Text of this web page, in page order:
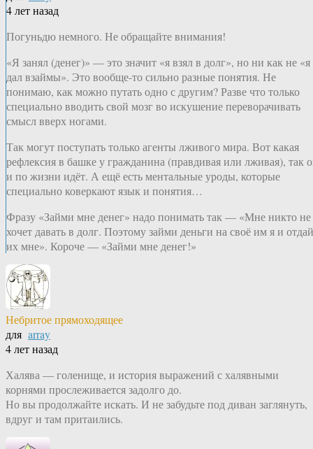
4 лет назад
Погуньдю немного. Не обращайте внимания!
«Я занял (денег)» — это значит «я взял в долг», но ни как не «я
дал взаймы». Это вообще-то сильно разные понятия. Не
понимаю, как можно путать одно с другим? Разве что только
специально вводить свой мозг во искушение переворачивать
смысл вверх ногами.
Так могут поступать только агенты лживого мира. Вот какая
рефлексия в башке у гражданина (правдивая или лживая), так
и по жизни идёт. А ещё есть ментальные уроды, которые
специально коверкают язык и понятия…
Фразу «Займи мне денег» надо понимать так — «Мне никто не
хочет давать в долг. Поэтому займи деньги на своё им я и отдай
их мне». Короче — «Займи мне денег!»
Небритое прямоходящее
для array
4 лет назад
Халява — голенище, и история выражений с халявными
корнями прослеживается задолго до.
Но вы продолжайте искать. И не забудьте под диван заглянуть,
вдруг и там притаились.